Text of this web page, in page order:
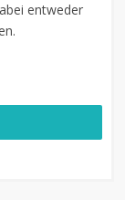
entweder